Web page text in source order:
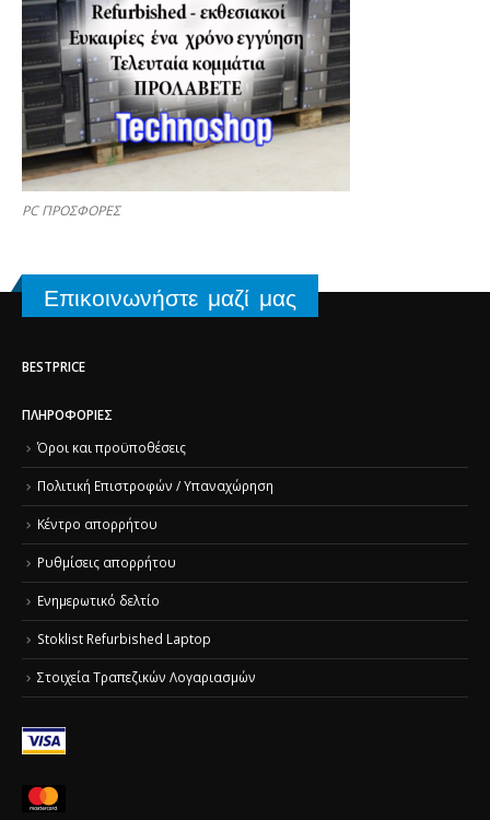
PC ΠΡΟΣΦΟΡΕΣ
Επικοινωνήστε μαζί μας
BESTPRICE
ΠΛΗΡΟΦΟΡΊΕΣ
Όροι και προϋποθέσεις
Πολιτική Επιστροφών / Υπαναχώρηση
Κέντρο απορρήτου
Ρυθμίσεις απορρήτου
Ενημερωτικό δελτίο
Stoklist Refurbished Laptop
Στοιχεία Τραπεζικών Λογαριασμών